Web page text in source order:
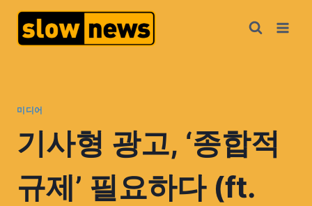
미디어
기사형 광고, ‘종합적
규제’ 필요하다 (ft.